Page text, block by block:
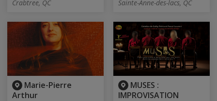
Crabtree, QC
Sainte-Anne-des-lacs, QC
Marie-Pierre
Arthur
MUSES :
IMPROVISATION